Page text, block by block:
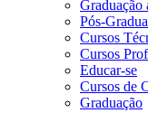
Pós-
Cursos
Cursos
Educar-se
Cursos de
Graduação